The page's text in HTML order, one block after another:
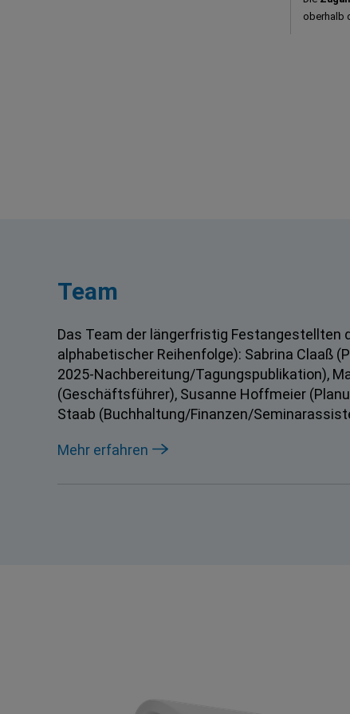
oberhalb
Team
Das Team der längerfristig Festangestellten
alphabetischer Reihenfolge): Sabrina Claaß
2025-Nachbereitung/Tagungspublikation),
(Geschäftsführer), Susanne Hoffmeier
Staab (Buchhaltung/Finanzen/
Mehr erfahren